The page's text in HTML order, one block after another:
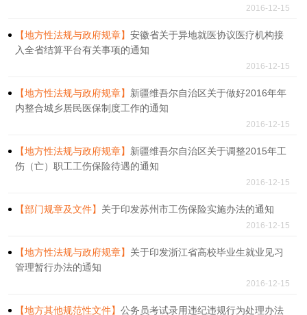
2016-12-15
【地方性法规与政府规章】 安徽省关于异地就医协议医疗机构接
入全省结算平台有关事项的通知
2016-12-15
【地方性法规与政府规章】 新疆维吾尔自治区关于做好2016年年
内整合城乡居民医保制度工作的通知
2016-12-15
【地方性法规与政府规章】 新疆维吾尔自治区关于调整2015年工
伤（亡）职工工伤保险待遇的通知
2016-12-15
【部门规章及文件】 关于印发苏州市工伤保险实施办法的通知
2016-12-15
【地方性法规与政府规章】 关于印发浙江省高校毕业生就业见习
管理暂行办法的通知
2016-12-15
【地方其他规范性文件】 公务员考试录用违纪违规行为处理办法